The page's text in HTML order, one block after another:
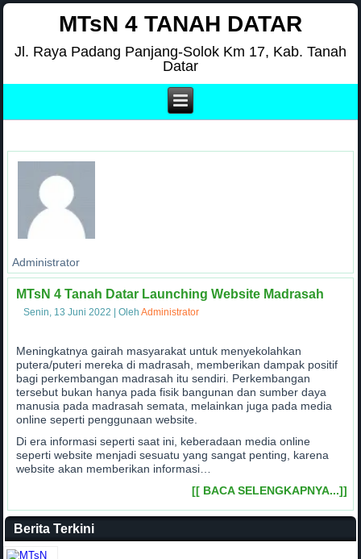
MTsN 4 TANAH DATAR
Jl. Raya Padang Panjang-Solok Km 17, Kab. Tanah
Datar
Administrator
MTsN 4 Tanah Datar Launching Website Madrasah
Senin, 13 Juni 2022 |Oleh Administrator
Meningkatnya gairah masyarakat untuk menyekolahkan
putera/puteri mereka di madrasah, memberikan dampak positif
bagi perkembangan madrasah itu sendiri. Perkembangan
tersebut bukan hanya pada fisik bangunan dan sumber daya
manusia pada madrasah semata, melainkan juga pada media
online seperti penggunaan website.
Di era informasi seperti saat ini, keberadaan media online
seperti website menjadi sesuatu yang sangat penting, karena
website akan memberikan informasi…
[[ BACA SELENGKAPNYA...]]
Berita Terkini